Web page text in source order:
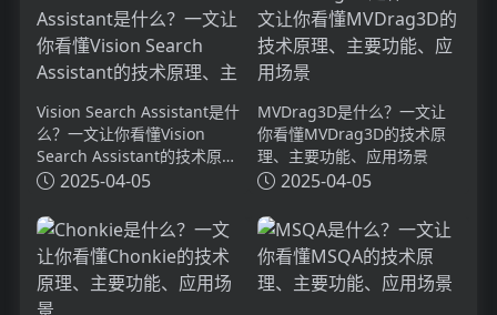
Vision Search Assistant是什
么？一文让你看懂Vision
Search Assistant的技术原
理、主要功能、应用场景
2025-04-05
MVDrag3D是什么？一文让
你看懂MVDrag3D的技术原
理、主要功能、应用场景
2025-04-05